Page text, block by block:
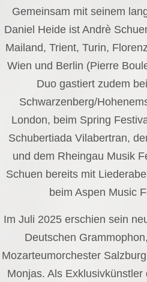
Gemeinsam mit seinem
Daniel Heide ist Andrè
Mailand, Trient, Turin,
Wien und Berlin (Pierre
Duo gastiert zudem
Schwarzenberg/
London, beim Spring
Schubertiada Vilabertran,
und dem Rheingau Musik
Schuen bereits mit
beim Aspen Music
Im Juli 2025 erschien sein
Deutschen
Mozarteumorchester
Monjas. Als